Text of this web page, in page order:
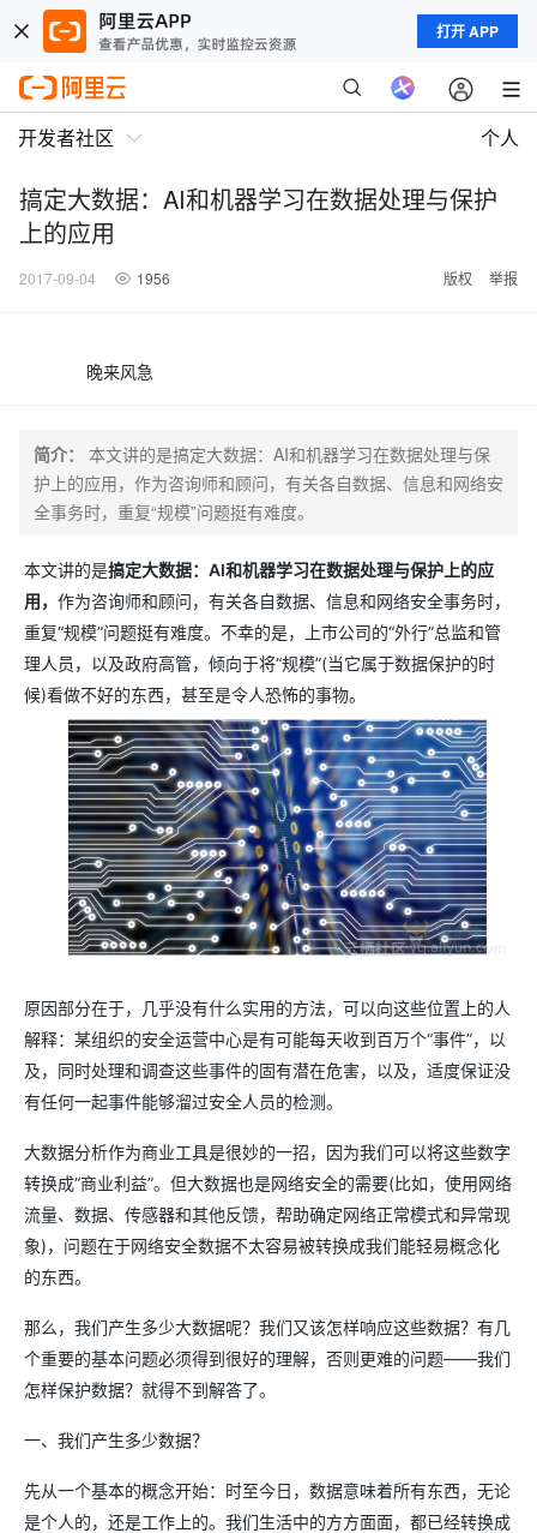
打开 APP
开发者社区 个人
搞定大数据：AI和机器学习在数据处理与保护
上的应用
2017-09-04 1956 版权 举报
晚来风急
简介：
本文讲的是搞定大数据：AI和机器学习在数据处理与保
护上的应用，作为咨询师和顾问，有关各自数据、信息和网络安
全事务时，重复“规模”问题挺有难度。
本文讲的是搞定大数据：AI和机器学习在数据处理与保护上的应
用， 作为咨询师和顾问，有关各自数据、信息和网络安全事务时，
重复“规模”问题挺有难度。不幸的是，上市公司的“外行”总监和管
理人员，以及政府高管，倾向于将“规模”(当它属于数据保护的时
候)看做不好的东西，甚至是令人恐怖的事物。
原因部分在于，几乎没有什么实用的方法，可以向这些位置上的人
解释：某组织的安全运营中心是有可能每天收到百万个“事件”，以
及，同时处理和调查这些事件的固有潜在危害，以及，适度保证没
有任何一起事件能够溜过安全人员的检测。
大数据分析作为商业工具是很妙的一招，因为我们可以将这些数字
转换成“商业利益”。但大数据也是网络安全的需要(比如，使用网络
流量、数据、传感器和其他反馈，帮助确定网络正常模式和异常现
象)，问题在于网络安全数据不太容易被转换成我们能轻易概念化
的东西。
那么，我们产生多少大数据呢？我们又该怎样响应这些数据？有几
个重要的基本问题必须得到很好的理解，否则更难的问题——我们
怎样保护数据？就得不到解答了。
一、我们产生多少数据？
先从一个基本的概念开始：时至今日，数据意味着所有东西，无论
是个人的，还是工作上的。我们生活中的方方面面，都已经转换成